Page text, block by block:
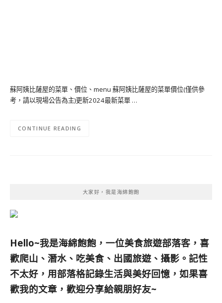
蘇阿姨比薩屋的菜單、價位、menu 蘇阿姨比薩屋的菜單價位(僅供參
考，請以現場公告為主)更新2024最新菜單 …
CONTINUE READING
大家好，我是海綿飽飽
Hello~我是海綿飽飽，一位美食旅遊部落客， 喜
歡爬山、潛水、吃美食、出國旅遊、攝影。 記性
不太好，用部落格記錄生活與美好回憶， 如果喜
歡我的文章，歡迎分享給親朋好友~